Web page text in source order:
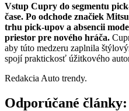
Vstup Cupry do segmentu
čase. Po odchode značiek
trhu pick-upov a absencii
priestor pre nového hráča.
aby túto medzeru zaplnila
spojí praktickosť úžitkového
Redakcia Auto trendy.
Odporúčané články: